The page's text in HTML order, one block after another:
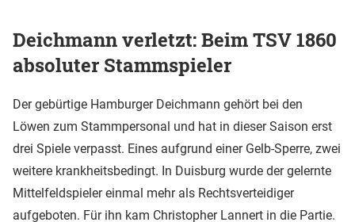
Deichmann verletzt: Beim TSV 1860
absoluter Stammspieler
Der gebürtige Hamburger Deichmann gehört bei den
Löwen zum Stammpersonal und hat in dieser Saison erst
drei Spiele verpasst. Eines aufgrund einer Gelb-Sperre, zwei
weitere krankheitsbedingt. In Duisburg wurde der gelernte
Mittelfeldspieler einmal mehr als Rechtsverteidiger
aufgeboten. Für ihn kam Christopher Lannert in die Partie.